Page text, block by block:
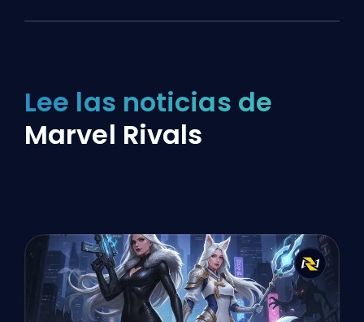
Lee las noticias de
Marvel Rivals